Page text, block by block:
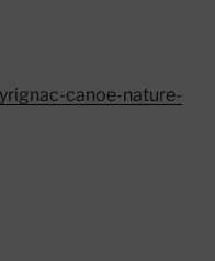
canoe-nature-